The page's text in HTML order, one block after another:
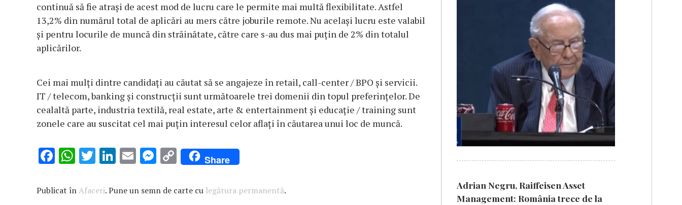
continuă să fie atrași de acest mod de lucru care le permite mai multă flexibilitate. Astfel
13,2% din numărul total de aplicări au mers către joburile remote. Nu același lucru este valabil
și pentru locurile de muncă din străinătate, către care s-au dus mai puțin de 2% din totalul
aplicărilor.
Cei mai mulți dintre candidați au căutat să se angajeze în retail, call-center / BPO și servicii.
IT / telecom, banking și construcții sunt următoarele trei domenii din topul preferințelor. De
cealaltă parte, industria textilă, real estate, arte & entertainment și educație / training sunt
zonele care au suscitat cel mai puțin interesul celor aflați în căutarea unui loc de muncă.
F
e
W
at
T
it
Li
k
E
ai
M
se
C
o
p
Share
Publicat înAfaceri. Pune un semn de carte cu legătura permanentă.
Adrian Negru, Raiffeisen Asset
Management: România trece de la